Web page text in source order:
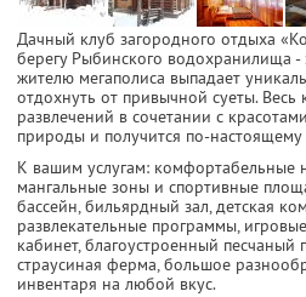
Дачный клуб загородного отдыха
берегу Рыбинского водохранилища -
жителю мегаполиса выпадает
отдохнуть от привычной суеты. Весь
развлечений в сочетании с
природы и получится по-
К вашим услугам: комфортабельные
мангальные зоны и спортивные
бассейн, бильярдный зал, детская
развлекательные программы,
кабинет, благоустроенный песчаный
страусиная ферма, большое
инвентаря на любой вкус.